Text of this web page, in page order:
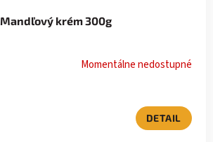
Mandľový krém 300g
Momentálne nedostupné
DETAIL